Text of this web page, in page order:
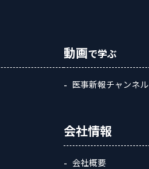
動画で学ぶ
医事新報チャンネル
会社情報
会社概要